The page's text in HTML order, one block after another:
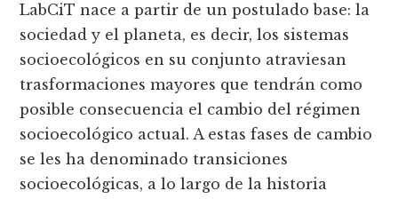
LabCiT nace a partir de un postulado base: la
sociedad y el planeta, es decir, los sistemas
socioecológicos en su conjunto atraviesan
trasformaciones mayores que tendrán como
posible consecuencia el cambio del régimen
socioecológico actual. A estas fases de cambio
se les ha denominado transiciones
socioecológicas, a lo largo de la historia